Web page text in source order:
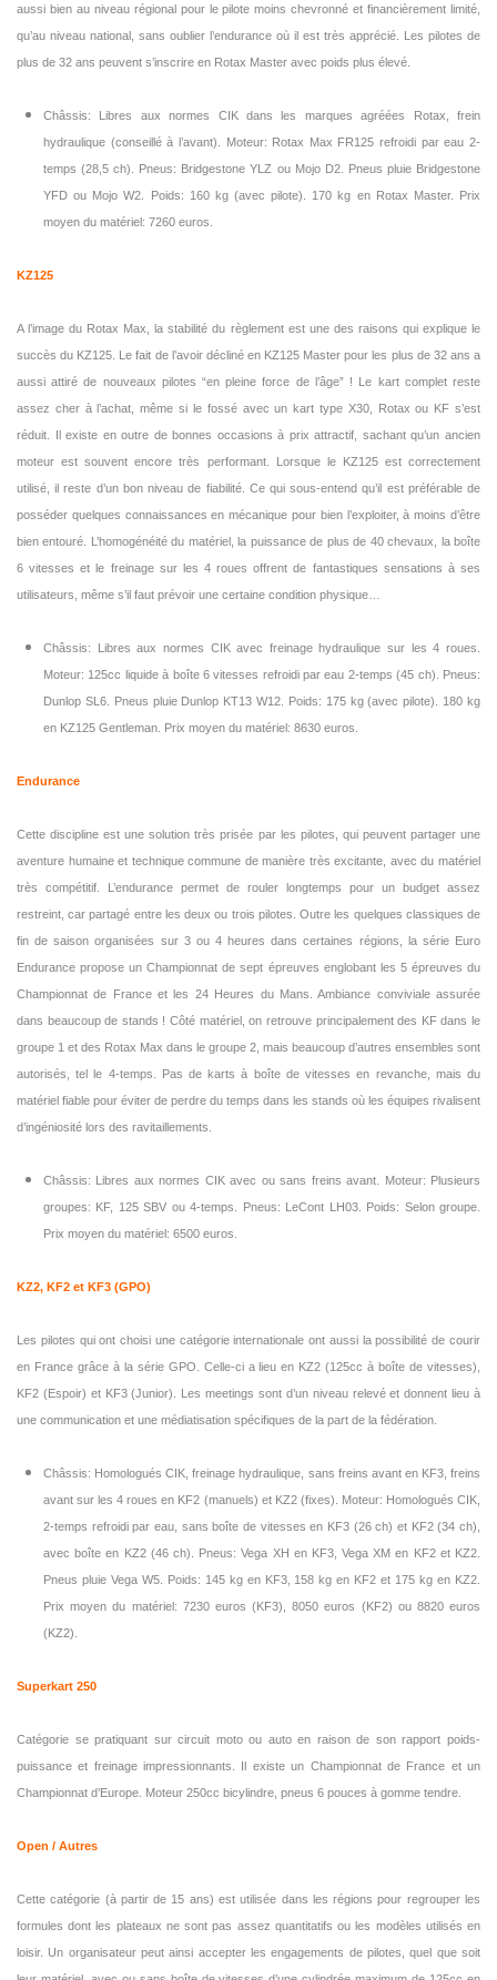
aussi bien au niveau régional pour le pilote moins chevronné et financièrement limité,
qu’au niveau national, sans oublier l’endurance où il est très apprécié. Les pilotes de
plus de 32 ans peuvent s’inscrire en Rotax Master avec poids plus élevé.
Châssis: Libres aux normes CIK dans les marques agréées Rotax, frein
hydraulique (conseillé à l’avant). Moteur: Rotax Max FR125 refroidi par eau 2-
temps (28,5 ch). Pneus: Bridgestone YLZ ou Mojo D2. Pneus pluie Bridgestone
YFD ou Mojo W2. Poids: 160 kg (avec pilote). 170 kg en Rotax Master. Prix
moyen du matériel: 7260 euros.
KZ125
A l’image du Rotax Max, la stabilité du règlement est une des raisons qui explique le
succès du KZ125. Le fait de l’avoir décliné en KZ125 Master pour les plus de 32 ans a
aussi attiré de nouveaux pilotes “en pleine force de l’âge” ! Le kart complet reste
assez cher à l’achat, même si le fossé avec un kart type X30, Rotax ou KF s’est
réduit. Il existe en outre de bonnes occasions à prix attractif, sachant qu’un ancien
moteur est souvent encore très performant. Lorsque le KZ125 est correctement
utilisé, il reste d’un bon niveau de fiabilité. Ce qui sous-entend qu’il est préférable de
posséder quelques connaissances en mécanique pour bien l’exploiter, à moins d’être
bien entouré. L’homogénéité du matériel, la puissance de plus de 40 chevaux, la boîte
6 vitesses et le freinage sur les 4 roues offrent de fantastiques sensations à ses
utilisateurs, même s’il faut prévoir une certaine condition physique…
Châssis: Libres aux normes CIK avec freinage hydraulique sur les 4 roues.
Moteur: 125cc liquide à boîte 6 vitesses refroidi par eau 2-temps (45 ch). Pneus:
Dunlop SL6. Pneus pluie Dunlop KT13 W12. Poids: 175 kg (avec pilote). 180 kg
en KZ125 Gentleman. Prix moyen du matériel: 8630 euros.
Endurance
Cette discipline est une solution très prisée par les pilotes, qui peuvent partager une
aventure humaine et technique commune de manière très excitante, avec du matériel
très compétitif. L’endurance permet de rouler longtemps pour un budget assez
restreint, car partagé entre les deux ou trois pilotes. Outre les quelques classiques de
fin de saison organisées sur 3 ou 4 heures dans certaines régions, la série Euro
Endurance propose un Championnat de sept épreuves englobant les 5 épreuves du
Championnat de France et les 24 Heures du Mans. Ambiance conviviale assurée
dans beaucoup de stands ! Côté matériel, on retrouve principalement des KF dans le
groupe 1 et des Rotax Max dans le groupe 2, mais beaucoup d’autres ensembles sont
autorisés, tel le 4-temps. Pas de karts à boîte de vitesses en revanche, mais du
matériel fiable pour éviter de perdre du temps dans les stands où les équipes rivalisent
d’ingéniosité lors des ravitaillements.
Châssis: Libres aux normes CIK avec ou sans freins avant. Moteur: Plusieurs
groupes: KF, 125 SBV ou 4-temps. Pneus: LeCont LH03. Poids: Selon groupe.
Prix moyen du matériel: 6500 euros.
KZ2, KF2 et KF3 (GPO)
Les pilotes qui ont choisi une catégorie internationale ont aussi la possibilité de courir
en France grâce à la série GPO. Celle-ci a lieu en KZ2 (125cc à boîte de vitesses),
KF2 (Espoir) et KF3 (Junior). Les meetings sont d’un niveau relevé et donnent lieu à
une communication et une médiatisation spécifiques de la part de la fédération.
Châssis: Homologués CIK, freinage hydraulique, sans freins avant en KF3, freins
avant sur les 4 roues en KF2 (manuels) et KZ2 (fixes). Moteur: Homologués CIK,
2-temps refroidi par eau, sans boîte de vitesses en KF3 (26 ch) et KF2 (34 ch),
avec boîte en KZ2 (46 ch). Pneus: Vega XH en KF3, Vega XM en KF2 et KZ2.
Pneus pluie Vega W5. Poids: 145 kg en KF3, 158 kg en KF2 et 175 kg en KZ2.
Prix moyen du matériel: 7230 euros (KF3), 8050 euros (KF2) ou 8820 euros
(KZ2).
Superkart 250
Catégorie se pratiquant sur circuit moto ou auto en raison de son rapport poids-
puissance et freinage impressionnants. Il existe un Championnat de France et un
Championnat d’Europe. Moteur 250cc bicylindre, pneus 6 pouces à gomme tendre.
Open / Autres
Cette catégorie (à partir de 15 ans) est utilisée dans les régions pour regrouper les
formules dont les plateaux ne sont pas assez quantitatifs ou les modèles utilisés en
loisir. Un organisateur peut ainsi accepter les engagements de pilotes, quel que soit